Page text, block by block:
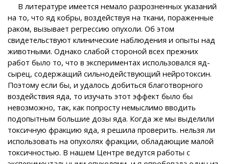
В литературе имеется немало разрозненных указаний
на то, что яд кобры, воздействуя на ткани, пораженные
раком, вызывает регрессию опухоли. Об этом
свидетельствуют клинические наблюдения и опыты над
животными. Однако слабой стороной всех прежних
работ было то, что в экспериментах использовался яд-
сырец, содержащий сильнодействующий нейротоксин.
Поэтому если бы, и удалось добиться благотворного
воздействия яда, то изучать этот эффект было бы
невозможно, так, как попросту немыслимо вводить
подопытным большие дозы яда. Когда же мы выделили
токсичную фракцию яда, я решила проверить. нельзя ли
использовать на опухолях фракции, обладающие малой
токсичностью. В нашем Центре ведутся работы с